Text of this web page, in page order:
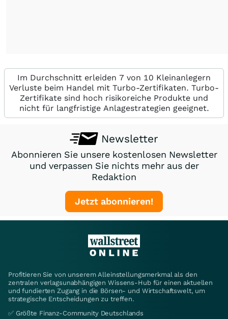
Im Durchschnitt erleiden 7 von 10 Kleinanlegern
Verluste beim Handel mit Turbo-Zertifikaten. Turbo-
Zertifikate sind hoch risikoreiche Produkte und
nicht für langfristige Anlagestrategien geeignet.
Newsletter
Abonnieren Sie unsere kostenlosen Newsletter
und verpassen Sie nichts mehr aus der
Redaktion
Jetzt abonnieren!
Profitieren Sie von unserem Alleinstellungsmerkmal als den
zentralen verlagsunabhängigen Wissens-Hub für einen aktuellen
und fundierten Zugang in die Börsen- und Wirtschaftswelt, um
strategische Entscheidungen zu treffen.
✅ Größte Finanz-Community Deutschlands